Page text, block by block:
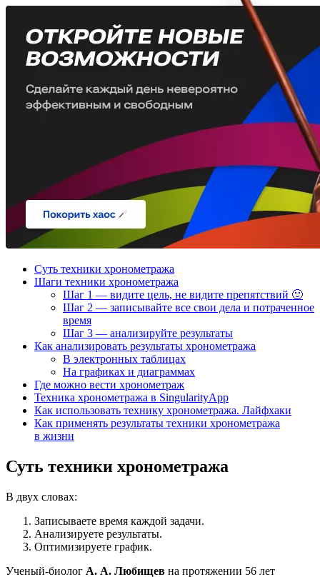
Суть техники хронометража
Шаги техники хронометража
Шаг 1 — видите цель, не видите препятствий 🙂
Шаг 2 — записывайте все свои дела и потраченное
время
Шаг 3 — анализируйте результаты
Как анализировать результаты хронометража
В электронных таблицах
На графиках и диаграммах
Где можно вести хронометраж
Техника хронометража в SingularityApp
Как использовать технику хронометража. Лайфхаки
Как применять результаты техники хронометража
в жизни
Суть техники хронометража
В двух словах:
Записываете время каждой задачи.
Анализируете результаты.
Оптимизируете график.
Ученый-биолог А. А. Любищев на протяжении 56 лет